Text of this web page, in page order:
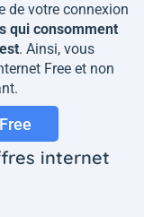
de votre connexion
qui consomment
. Ainsi, vous
Free et non
internet